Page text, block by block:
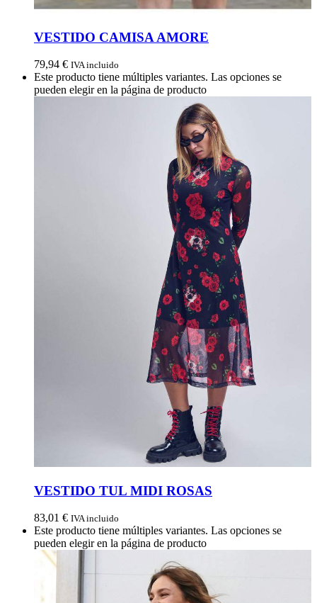
VESTIDO CAMISA AMORE
79,94 € IVA incluido
Este producto tiene múltiples variantes. Las opciones se
pueden elegir en la página de producto
VESTIDO TUL MIDI ROSAS
83,01 € IVA incluido
Este producto tiene múltiples variantes. Las opciones se
pueden elegir en la página de producto